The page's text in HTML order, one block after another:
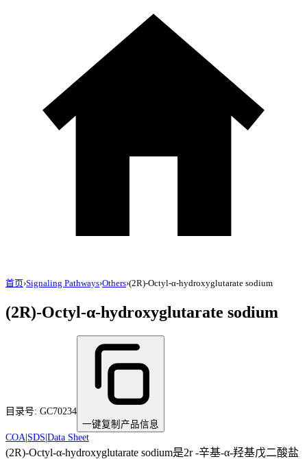
首页›Signaling Pathways›Others›(2R)-Octyl-α-hydroxyglutarate sodium
(2R)-Octyl-α-hydroxyglutarate sodium
目录号: GC70234
一键复制产品信息
COA SDS Data Sheet
(2R)-Octyl-α-hydroxyglutarate sodium是2r -辛基-α-羟基戊二酸盐